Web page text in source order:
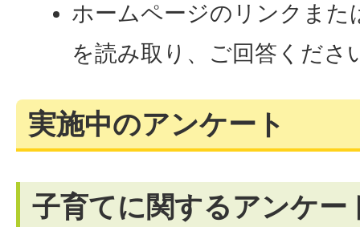
ホームページのリンクまた
を読み取り、ご回答くださ
実施中のアンケート
子育てに関するアンケー